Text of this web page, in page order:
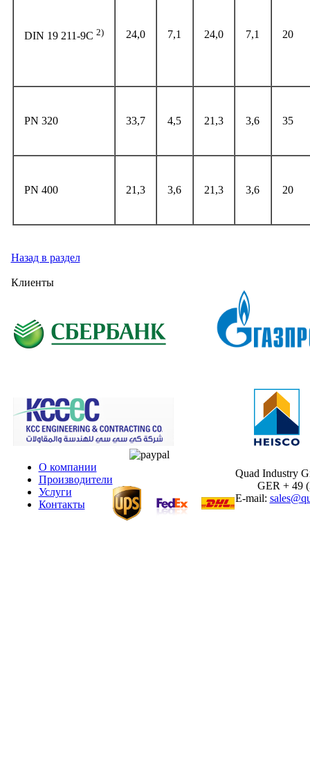
DIN 19 211-9C 2) 24,0 7,1 24,0 7,1 20
PN 320 33,7 4,5 21,3 3,6 35
PN 400 21,3 3,6 21,3 3,6 20
Назад в раздел
Клиенты
О компании
Производители
Услуги
Контакты
Quad Industry
GER + 49
E-mail: